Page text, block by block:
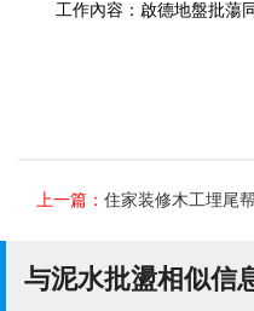
工作內容：啟德地盤批蕩
上一篇： 住家装修木工埋尾
与泥水批盪相似信